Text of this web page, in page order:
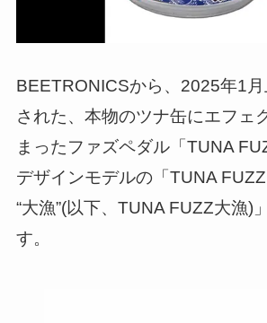
BEETRONICSから、2025年1
された、本物のツナ缶にエフェ
まったファズペダル「TUNA
デザインモデルの「TUNA
“大漁”(以下、TUNA FUZZ大漁)
す。